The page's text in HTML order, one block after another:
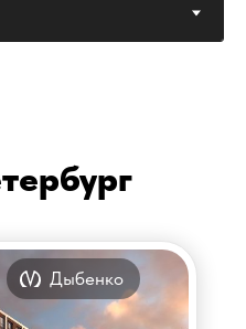
Дыбенко